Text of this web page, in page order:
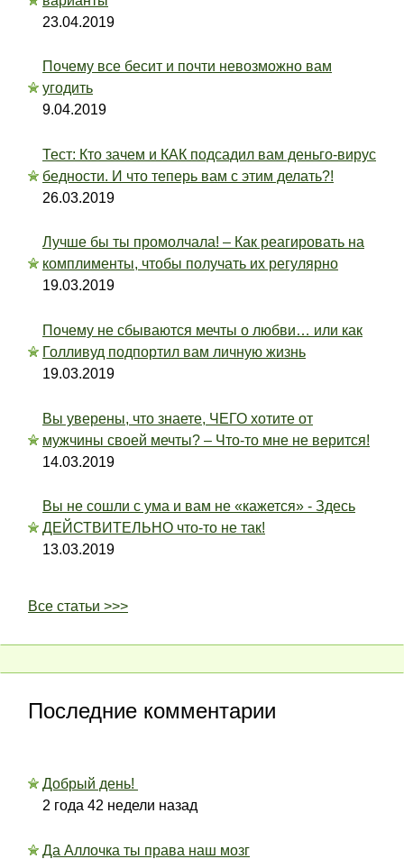
23.04.2019
Почему все бесит и почти невозможно вам
угодить
9.04.2019
Тест: Кто зачем и КАК подсадил вам деньго-вирус
бедности. И что теперь вам с этим делать?!
26.03.2019
Лучше бы ты промолчала! – Как реагировать на
комплименты, чтобы получать их регулярно
19.03.2019
Почему не сбываются мечты о любви… или как
Голливуд подпортил вам личную жизнь
19.03.2019
Вы уверены, что знаете, ЧЕГО хотите от
мужчины своей мечты? – Что-то мне не верится!
14.03.2019
Вы не сошли с ума и вам не «кажется» - Здесь
ДЕЙСТВИТЕЛЬНО что-то не так!
13.03.2019
Все статьи >>>
Последние комментарии
Добрый день!
2 года 42 недели назад
Да Аллочка ты права наш мозг